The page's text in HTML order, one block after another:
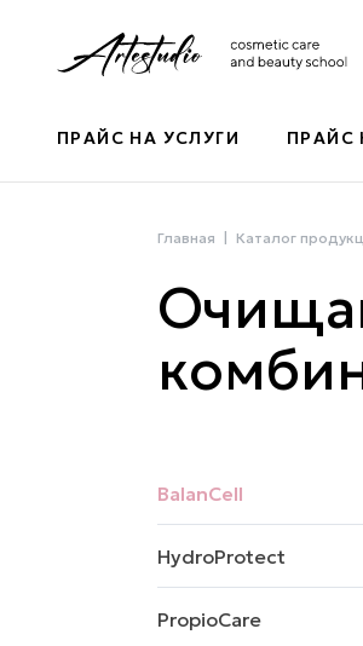
ПРАЙС НА УСЛУГИ ПРАЙС
Главная Каталог
BalanCell
HydroProtect
PropioCare